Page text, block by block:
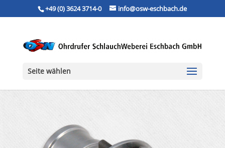
+49 (0) 3624 3714-0 info@osw-eschbach.de
Seite wählen